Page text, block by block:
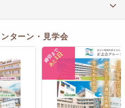
ターン・見学会
締切まで
あと
1日